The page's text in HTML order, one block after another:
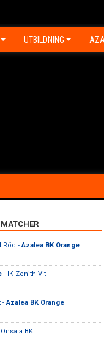
UTBILDNING
Röd -Azalea BK Orange
- IK Zenith Vit
-Azalea BK Orange
BK